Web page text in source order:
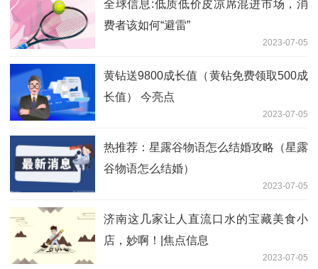
全球信息:低质低价皮凉席混进市场，消
费者该如何“避雷”
2023-07-05
黄钻送9800成长值（黄钻免费领取500成
长值） 今亮点
2023-07-05
热推荐：星露谷物语怎么结婚攻略（星露
谷物语怎么结婚）
2023-07-05
济南这几家让人直流口水的宝藏美食小
店，妙啊！|焦点信息
2023-07-05